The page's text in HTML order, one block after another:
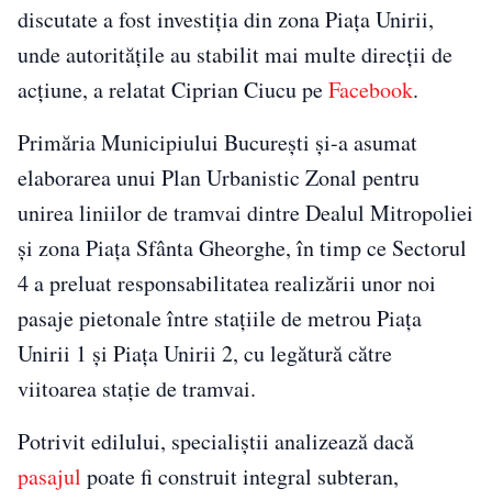
discutate a fost investiția din zona Piața Unirii,
unde autoritățile au stabilit mai multe direcții de
acțiune, a relatat Ciprian Ciucu peFacebook.
Primăria Municipiului București și-a asumat
elaborarea unui Plan Urbanistic Zonal pentru
unirea liniilor de tramvai dintre Dealul Mitropoliei
și zona Piața Sfânta Gheorghe, în timp ce Sectorul
4 a preluat responsabilitatea realizării unor noi
pasaje pietonale între stațiile de metrou Piața
Unirii 1 și Piața Unirii 2, cu legătură către
viitoarea stație de tramvai.
Potrivit edilului, specialiștii analizează dacă
pasajul poate fi construit integral subteran,